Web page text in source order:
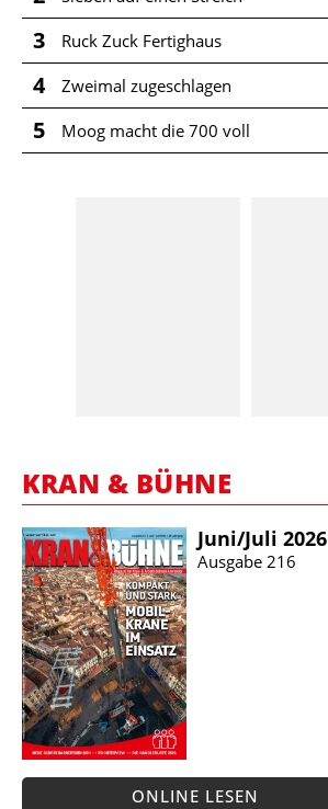
3 Ruck Zuck Fertighaus
4 Zweimal zugeschlagen
5 Moog macht die 700 voll
KRAN & BÜHNE
Juni/​Juli 2026
Ausgabe 216
ONLINE LESEN